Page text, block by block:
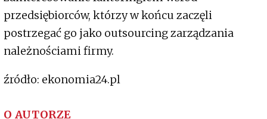
przedsiębiorców, którzy w końcu zaczęli
postrzegać go jako outsourcing zarządzania
należnościami firmy.
źródło: ekonomia24.pl
O AUTORZE